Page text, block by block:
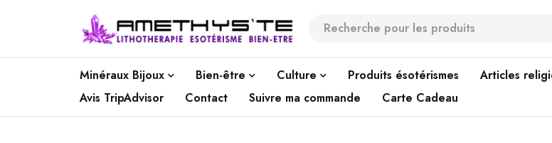
Minéraux Bijoux Bien-être Culture Produits ésotérismes Articles
Avis TripAdvisor
Contact Suivre ma commande Carte Cadeau